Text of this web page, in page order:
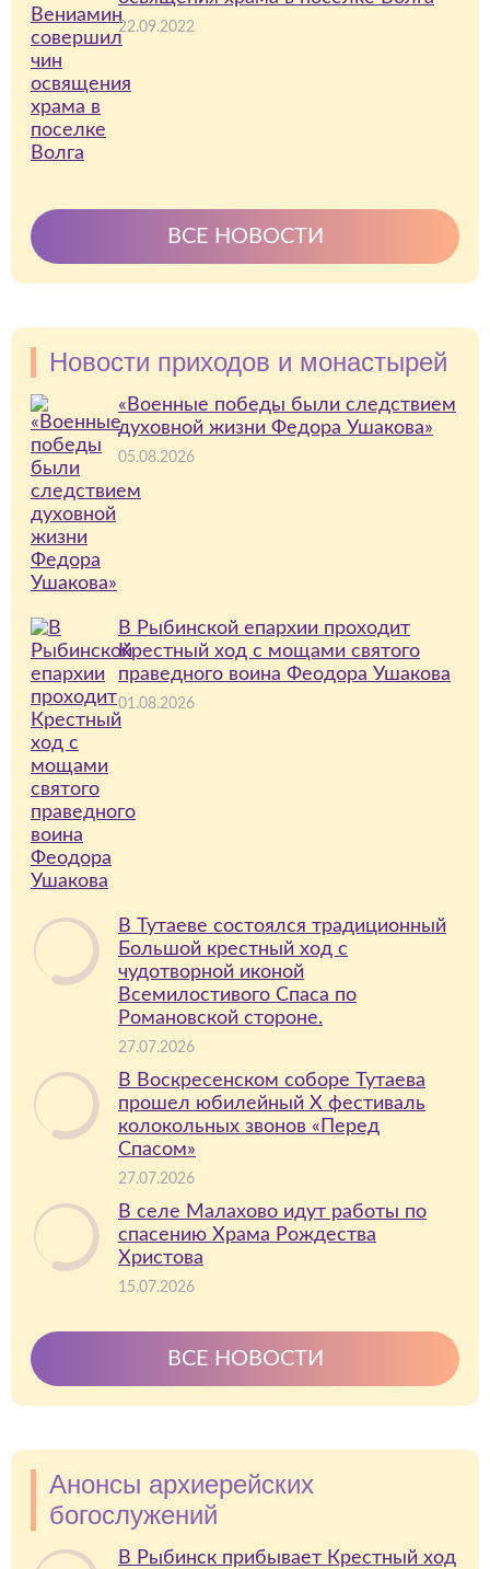
22.09.2022
ВСЕ НОВОСТИ
Новости приходов и монастырей
«Военные победы были следствием
духовной жизни Федора Ушакова»
05.08.2026
В Рыбинской епархии проходит
Крестный ход с мощами святого
праведного воина Феодора Ушакова
01.08.2026
В Тутаеве состоялся традиционный
Большой крестный ход с
чудотворной иконой
Всемилостивого Спаса по
Романовской стороне.
27.07.2026
В Воскресенском соборе Тутаева
прошел юбилейный X фестиваль
колокольных звонов «Перед
Спасом»
27.07.2026
В селе Малахово идут работы по
спасению Храма Рождества
Христова
15.07.2026
ВСЕ НОВОСТИ
Анонсы архиерейских
богослужений
В Рыбинск прибывает Крестный ход